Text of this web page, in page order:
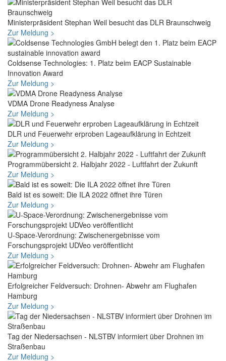
Ministerpräsident Stephan Weil besucht das DLR Braunschweig
Zur Meldung >
Coldsense Technologies: 1. Platz beim EACP Sustainable
Innovation Award
Zur Meldung >
VDMA Drone Readyness Analyse
Zur Meldung >
DLR und Feu­er­wehr er­pro­ben La­ge­auf­klä­rung in Echt­zeit
Zur Meldung >
Programmübersicht 2. Halbjahr 2022 - Luftfahrt der Zukunft
Zur Meldung >
Bald ist es soweit: Die ILA 2022 öffnet ihre Türen
Zur Meldung >
U-Space-Verordnung: Zwischenergebnisse vom
Forschungsprojekt UDVeo veröffentlicht
Zur Meldung >
Erfolgreicher Feldversuch: Drohnen- Abwehr am Flughafen
Hamburg
Zur Meldung >
Tag der Niedersachsen - NLSTBV informiert über Drohnen im
Straßenbau
Zur Meldung >